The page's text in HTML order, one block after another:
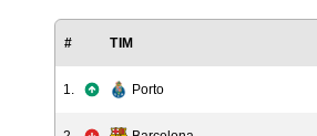
# TIM
1. Porto